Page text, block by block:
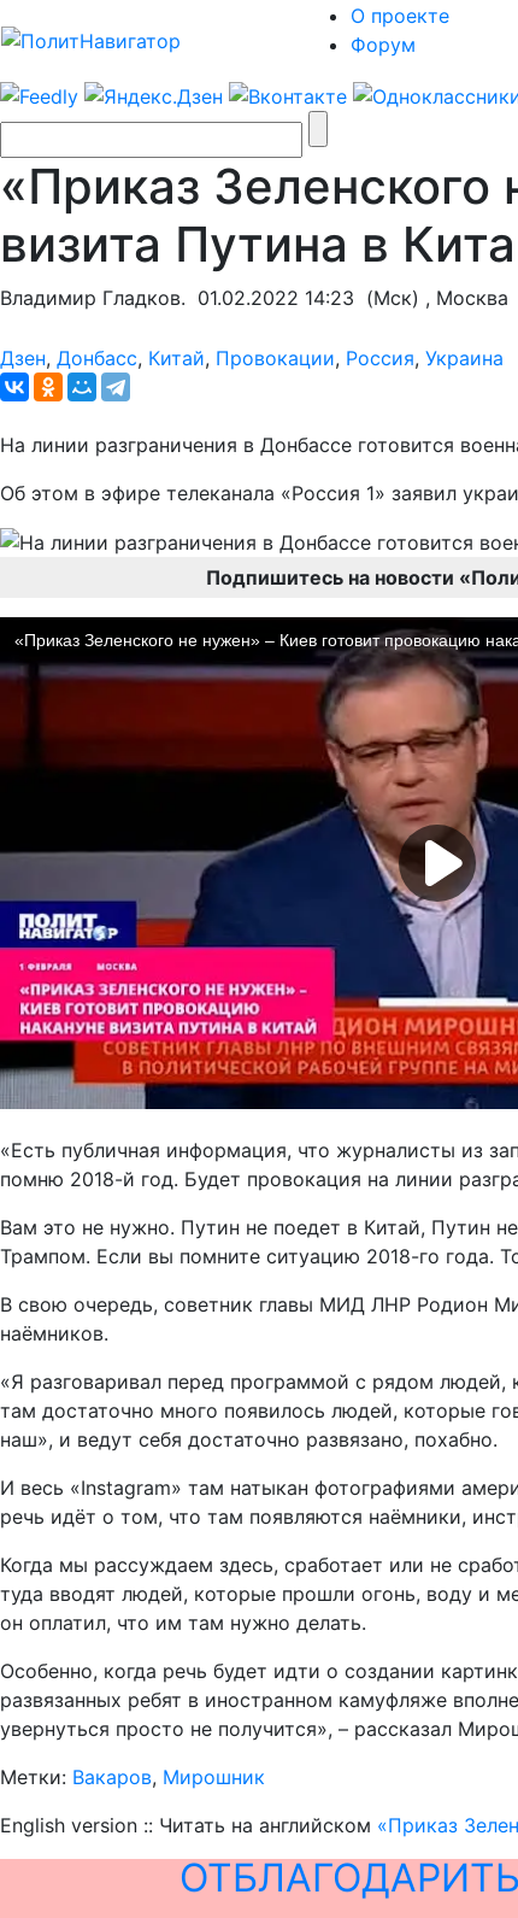
О проекте
Форум
«Приказ Зеленского
визита Путина в
Владимир Гладков. 01.02.2022 14:23 (Мск) , Москва
Дзен, Донбасс, Китай, Провокации, Россия, Украина
На линии разграничения в Донбассе готовится
Об этом в эфире телеканала «Россия 1» заявил
Подпишитесь на новости
«Есть публичная информация, что журналисты из
помню 2018-й год. Будет провокация на линии
Вам это не нужно. Путин не поедет в Китай, Путин
Трампом. Если вы помните ситуацию 2018-го года.
В свою очередь, советник главы МИД ЛНР Родион
наёмников.
«Я разговаривал перед программой с рядом
там достаточно много появилось людей, которые
наш», и ведут себя достаточно развязано, похабно.
И весь «Instagram» там натыкан фотографиями
речь идёт о том, что там появляются наёмники,
Когда мы рассуждаем здесь, сработает или не
туда вводят людей, которые прошли огонь, воду и
он оплатил, что им там нужно делать.
Особенно, когда речь будет идти о создании
развязанных ребят в иностранном камуфляже
увернуться просто не получится», – рассказал
Метки: Вакаров, Мирошник
English version :: Читать на английском «Приказ